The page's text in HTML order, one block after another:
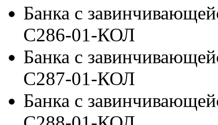
Банка с
С286-01-КОЛ
Банка с
С287-01-КОЛ
Банка с